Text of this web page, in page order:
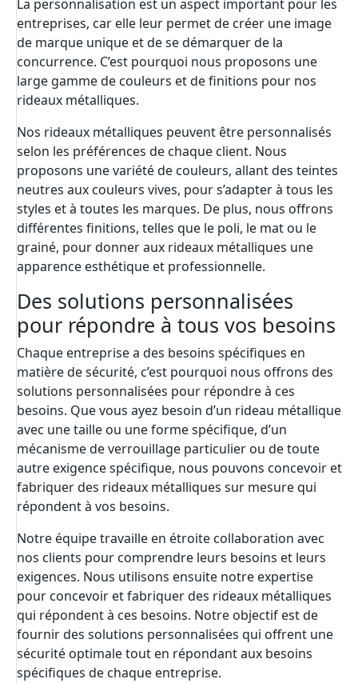
La personnalisation est un aspect important pour les
entreprises, car elle leur permet de créer une image
de marque unique et de se démarquer de la
concurrence. C’est pourquoi nous proposons une
large gamme de couleurs et de finitions pour nos
rideaux métalliques.
Nos rideaux métalliques peuvent être personnalisés
selon les préférences de chaque client. Nous
proposons une variété de couleurs, allant des teintes
neutres aux couleurs vives, pour s’adapter à tous les
styles et à toutes les marques. De plus, nous offrons
différentes finitions, telles que le poli, le mat ou le
grainé, pour donner aux rideaux métalliques une
apparence esthétique et professionnelle.
Des solutions personnalisées
pour répondre à tous vos besoins
Chaque entreprise a des besoins spécifiques en
matière de sécurité, c’est pourquoi nous offrons des
solutions personnalisées pour répondre à ces
besoins. Que vous ayez besoin d’un rideau métallique
avec une taille ou une forme spécifique, d’un
mécanisme de verrouillage particulier ou de toute
autre exigence spécifique, nous pouvons concevoir et
fabriquer des rideaux métalliques sur mesure qui
répondent à vos besoins.
Notre équipe travaille en étroite collaboration avec
nos clients pour comprendre leurs besoins et leurs
exigences. Nous utilisons ensuite notre expertise
pour concevoir et fabriquer des rideaux métalliques
qui répondent à ces besoins. Notre objectif est de
fournir des solutions personnalisées qui offrent une
sécurité optimale tout en répondant aux besoins
spécifiques de chaque entreprise.